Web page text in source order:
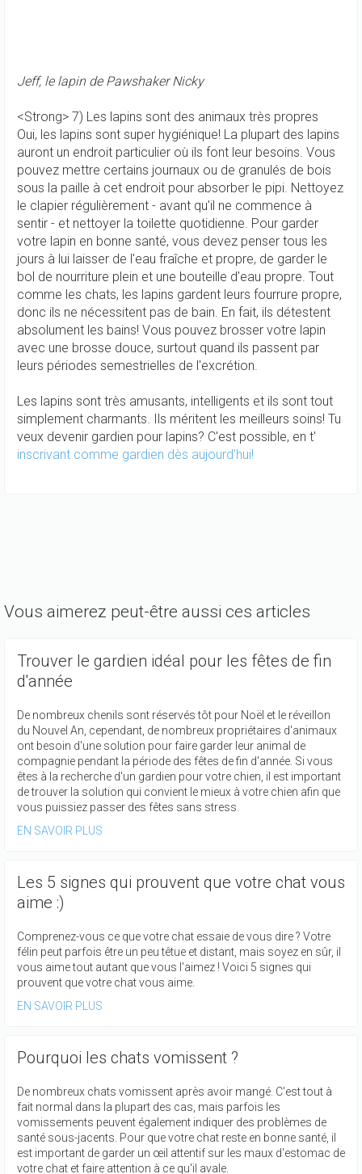
Jeff, le lapin de Pawshaker Nicky
<Strong> 7) Les lapins sont des animaux très propres
Oui, les lapins sont super hygiénique! La plupart des lapins
auront un endroit particulier où ils font leur besoins. Vous
pouvez mettre certains journaux ou de granulés de bois
sous la paille à cet endroit pour absorber le pipi. Nettoyez
le clapier régulièrement - avant qu'il ne commence à
sentir - et nettoyer la toilette quotidienne. Pour garder
votre lapin en bonne santé, vous devez penser tous les
jours à lui laisser de l'eau fraîche et propre, de garder le
bol de nourriture plein et une bouteille d'eau propre. Tout
comme les chats, les lapins gardent leurs fourrure propre,
donc ils ne nécessitent pas de bain. En fait, ils détestent
absolument les bains! Vous pouvez brosser votre lapin
avec une brosse douce, surtout quand ils passent par
leurs périodes semestrielles de l'excrétion.
Les lapins sont très amusants, intelligents et ils sont tout
simplement charmants. Ils méritent les meilleurs soins! Tu
veux devenir gardien pour lapins? C'est possible, en t'
inscrivant comme gardien dès aujourd'hui!
Vous aimerez peut-être aussi ces articles
Trouver le gardien idéal pour les fêtes de fin
d'année
De nombreux chenils sont réservés tôt pour Noël et le réveillon
du Nouvel An, cependant, de nombreux propriétaires d'animaux
ont besoin d'une solution pour faire garder leur animal de
compagnie pendant la période des fêtes de fin d'année. Si vous
êtes à la recherche d'un gardien pour votre chien, il est important
de trouver la solution qui convient le mieux à votre chien afin que
vous puissiez passer des fêtes sans stress.
EN SAVOIR PLUS
Les 5 signes qui prouvent que votre chat vous
aime :)
Comprenez-vous ce que votre chat essaie de vous dire ? Votre
félin peut parfois être un peu têtue et distant, mais soyez en sûr, il
vous aime tout autant que vous l'aimez ! Voici 5 signes qui
prouvent que votre chat vous aime.
EN SAVOIR PLUS
Pourquoi les chats vomissent ?
De nombreux chats vomissent après avoir mangé. C'est tout à
fait normal dans la plupart des cas, mais parfois les
vomissements peuvent également indiquer des problèmes de
santé sous-jacents. Pour que votre chat reste en bonne santé, il
est important de garder un œil attentif sur les maux d'estomac de
votre chat et faire attention à ce qu'il avale.